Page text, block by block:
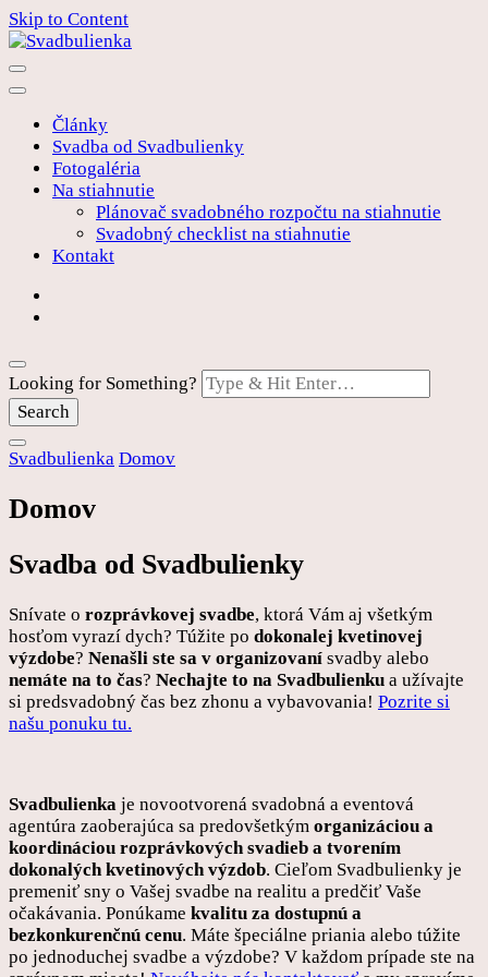
Skip to Content
Svadbulienka
Články
Svadba od Svadbulienky
Fotogaléria
Na stiahnutie
Plánovač svadobného rozpočtu na stiahnutie
Svadobný checklist na stiahnutie
Kontakt
Looking for Something?
Svadbulienka Domov
Domov
Svadba od Svadbulienky
Snívate o rozprávkovej svadbe, ktorá Vám aj všetkým
hosťom vyrazí dych? Túžite po dokonalej kvetinovej
výzdobe? Nenašli ste sa v organizovaní svadby alebo
nemáte na to čas? Nechajte to na Svadbulienku a užívajte
si predsvadobný čas bez zhonu a vybavovania! Pozrite si
našu ponuku tu.
Svadbulienka je novootvorená svadobná a eventová
agentúra zaoberajúca sa predovšetkým organizáciou a
koordináciou rozprávkových svadieb a tvorením
dokonalých kvetinových výzdob. Cieľom Svadbulienky je
premeniť sny o Vašej svadbe na realitu a predčiť Vaše
očakávania. Ponúkame kvalitu za dostupnú a
bezkonkurenčnú cenu. Máte špeciálne priania alebo túžite
po jednoduchej svadbe a výzdobe? V každom prípade ste na